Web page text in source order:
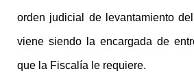
orden judicial de levantamiento
viene siendo la encargada de
que la Fiscalía le requiere.